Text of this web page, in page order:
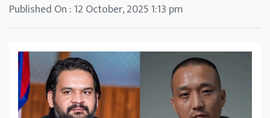
Published On : 12 October, 2025 1:13 pm